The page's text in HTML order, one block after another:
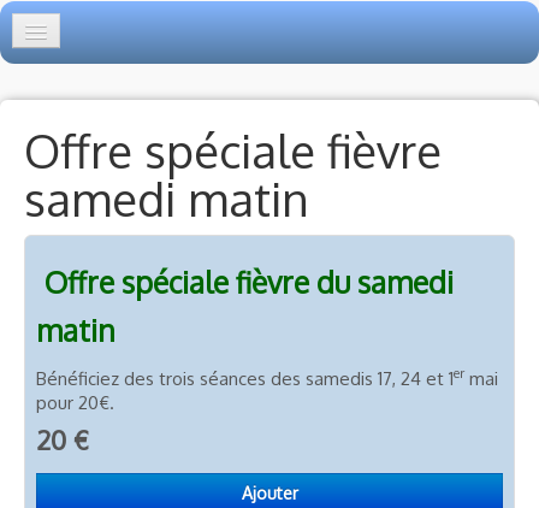
Tournois
▼
Le Club▼
Voyages et festivals
Photos▼
Liens
Offre spéciale fièvre
samedi matin
Offre spéciale fièvre du samedi
matin
Bénéficiez des trois séances des samedis 17, 24 et 1er mai
pour 20€.
20 €
Ajouter